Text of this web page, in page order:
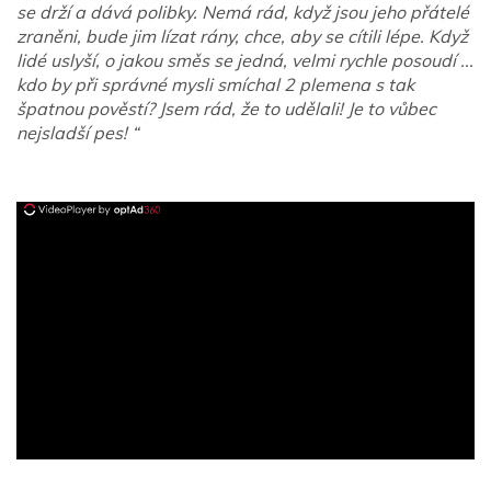
se drží a dává polibky. Nemá rád, když jsou jeho přátelé
zraněni, bude jim lízat rány, chce, aby se cítili lépe. Když
lidé uslyší, o jakou směs se jedná, velmi rychle posoudí ...
kdo by při správné mysli smíchal 2 plemena s tak
špatnou pověstí? Jsem rád, že to udělali! Je to vůbec
nejsladší pes! “